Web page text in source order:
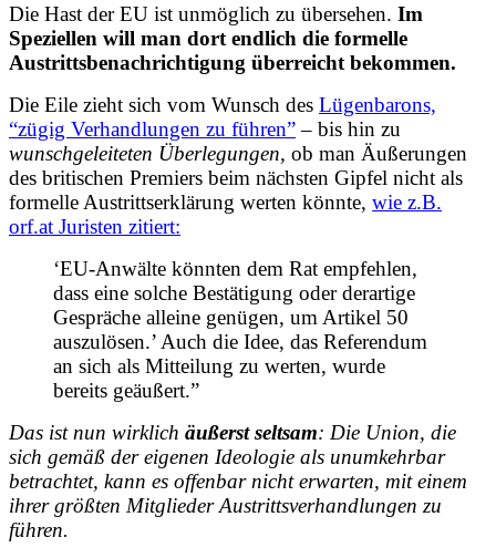
Die Hast der EU ist unmöglich zu übersehen. Im
Speziellen will man dort endlich die formelle
Austrittsbenachrichtigung überreicht bekommen.
Die Eile zieht sich vom Wunsch des Lügenbarons,
“zügig Verhandlungen zu führen”– bis hin zu
wunschgeleiteten Überlegungen, ob man Äußerungen
des britischen Premiers beim nächsten Gipfel nicht als
formelle Austrittserklärung werten könnte, wie z.B.
orf.at Juristen zitiert:
‘EU-Anwälte könnten dem Rat empfehlen,
dass eine solche Bestätigung oder derartige
Gespräche alleine genügen, um Artikel 50
auszulösen.’ Auch die Idee, das Referendum
an sich als Mitteilung zu werten, wurde
bereits geäußert.”
Das ist nun wirklich äußerst seltsam: Die Union, die
sich gemäß der eigenen Ideologie als unumkehrbar
betrachtet, kann es offenbar nicht erwarten, mit einem
ihrer größten Mitglieder Austrittsverhandlungen zu
führen.